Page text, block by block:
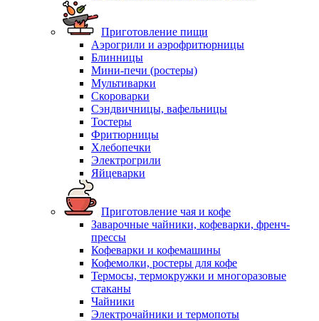
Приготовление пищи
Аэрогрили и аэрофритюрницы
Блинницы
Мини-печи (ростеры)
Мультиварки
Скороварки
Сэндвичницы, вафельницы
Тостеры
Фритюрницы
Хлебопечки
Электрогрили
Яйцеварки
Приготовление чая и кофе
Заварочные чайники, кофеварки, френч-
прессы
Кофеварки и кофемашины
Кофемолки, ростеры для кофе
Термосы, термокружки и многоразовые
стаканы
Чайники
Электрочайники и термопоты